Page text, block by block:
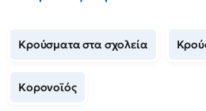
Κρούσματα στα σχολεία
Κορονοϊός